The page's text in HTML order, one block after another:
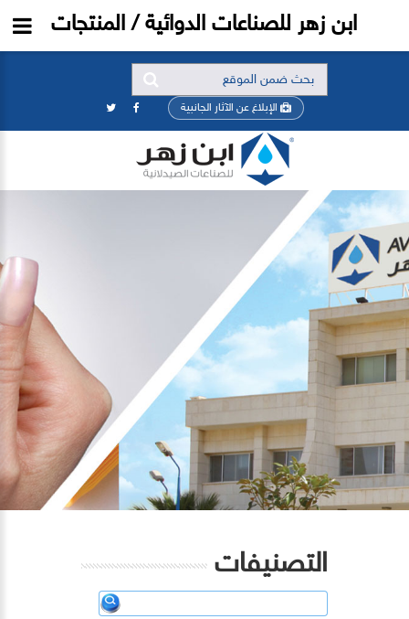
الإبلاغ عن الآثار الجانبية
التصنيفات
ابن زهر للصناعات الدوائية / المنتجات